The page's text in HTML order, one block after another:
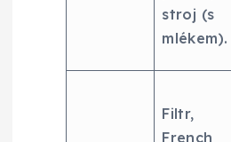
stroj (s
mlékem).
Filtr,
French